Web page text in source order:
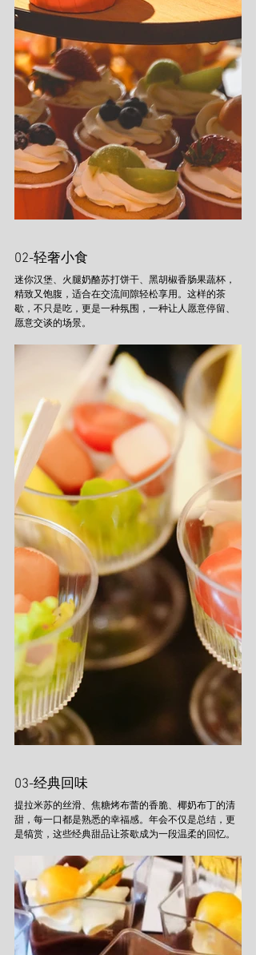
02-轻奢小食
迷你汉堡、火腿奶酪苏打饼干、黑胡椒香肠果蔬杯，
精致又饱腹，适合在交流间隙轻松享用。这样的茶
歇，不只是吃，更是一种氛围，一种让人愿意停留、
愿意交谈的场景。
03-经典回味
提拉米苏的丝滑、焦糖烤布蕾的香脆、椰奶布丁的清
甜，每一口都是熟悉的幸福感。年会不仅是总结，更
是犒赏，这些经典甜品让茶歇成为一段温柔的回忆。